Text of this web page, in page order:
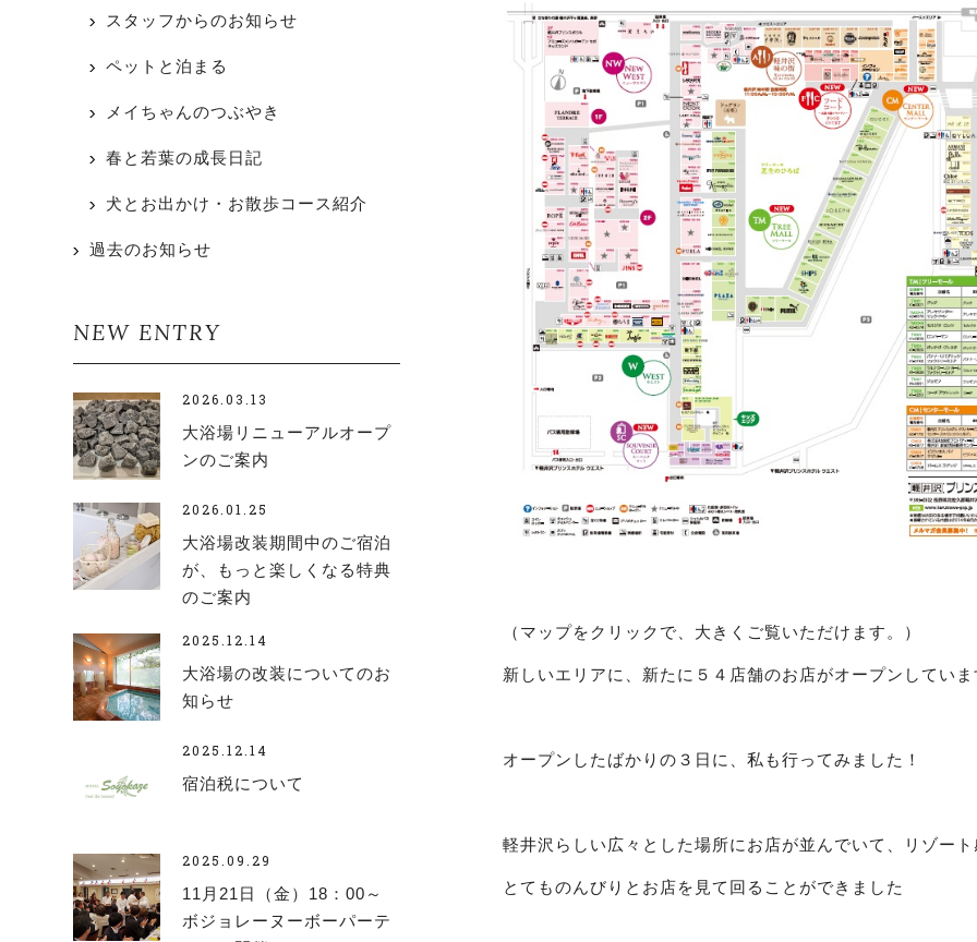
（マップをクリックで、大きくご覧いただけます。）
新しいエリアに、新たに５４店舗のお店がオープンしてい
オープンしたばかりの３日に、私も行ってみました！
軽井沢らしい広々とした場所にお店が並んでいて、リゾー
とてものんびりとお店を見て回ることができました
スタッフからのお知らせ
ペットと泊まる
メイちゃんのつぶやき
春と若葉の成長日記
犬とお出かけ・お散歩コース紹介
過去のお知らせ
NEW ENTRY
2026.03.13
大浴場リニューアルオープ
ンのご案内
2026.01.25
大浴場改装期間中のご宿泊
が、もっと楽しくなる特典
のご案内
2025.12.14
大浴場の改装についてのお
知らせ
2025.12.14
宿泊税について
2025.09.29
11月21日（金）18：00～
ボジョレーヌーボーパーテ